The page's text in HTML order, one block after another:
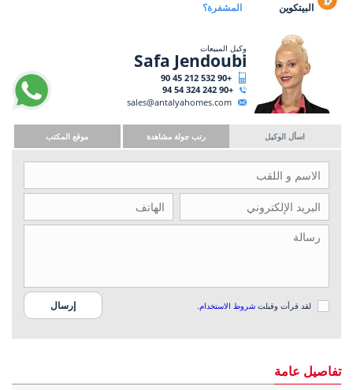
البيتكوين
المشفرة؟
وكيل المبيعات
Safa Jendoubi
+90 532 212 45 90
+90 242 324 54 94
sales@antalyahomes.com
اسأل الوكيل رتب جولة مشاهدة موقع المكتب
لقد قرأت وقبلت شروط الاستخدام.
تفاصيل عامة